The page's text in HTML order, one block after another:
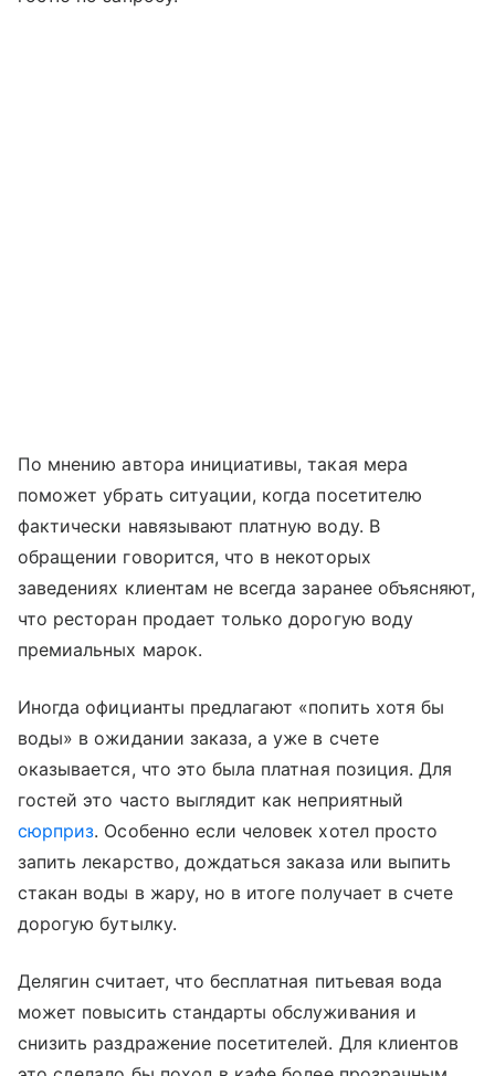
По мнению автора инициативы, такая мера
поможет убрать ситуации, когда посетителю
фактически навязывают платную воду. В
обращении говорится, что в некоторых
заведениях клиентам не всегда заранее объясняют,
что ресторан продает только дорогую воду
премиальных марок.
Иногда официанты предлагают «попить хотя бы
воды» в ожидании заказа, а уже в счете
оказывается, что это была платная позиция. Для
гостей это часто выглядит как неприятный
сюрприз. Особенно если человек хотел просто
запить лекарство, дождаться заказа или выпить
стакан воды в жару, но в итоге получает в счете
дорогую бутылку.
Делягин считает, что бесплатная питьевая вода
может повысить стандарты обслуживания и
снизить раздражение посетителей. Для клиентов